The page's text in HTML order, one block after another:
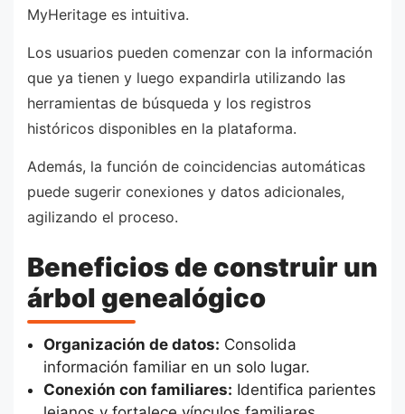
MyHeritage es intuitiva.
Los usuarios pueden comenzar con la información
que ya tienen y luego expandirla utilizando las
herramientas de búsqueda y los registros
históricos disponibles en la plataforma.
Además, la función de coincidencias automáticas
puede sugerir conexiones y datos adicionales,
agilizando el proceso.
Beneficios de construir un
árbol genealógico
Organización de datos: Consolida
información familiar en un solo lugar.
Conexión con familiares: Identifica parientes